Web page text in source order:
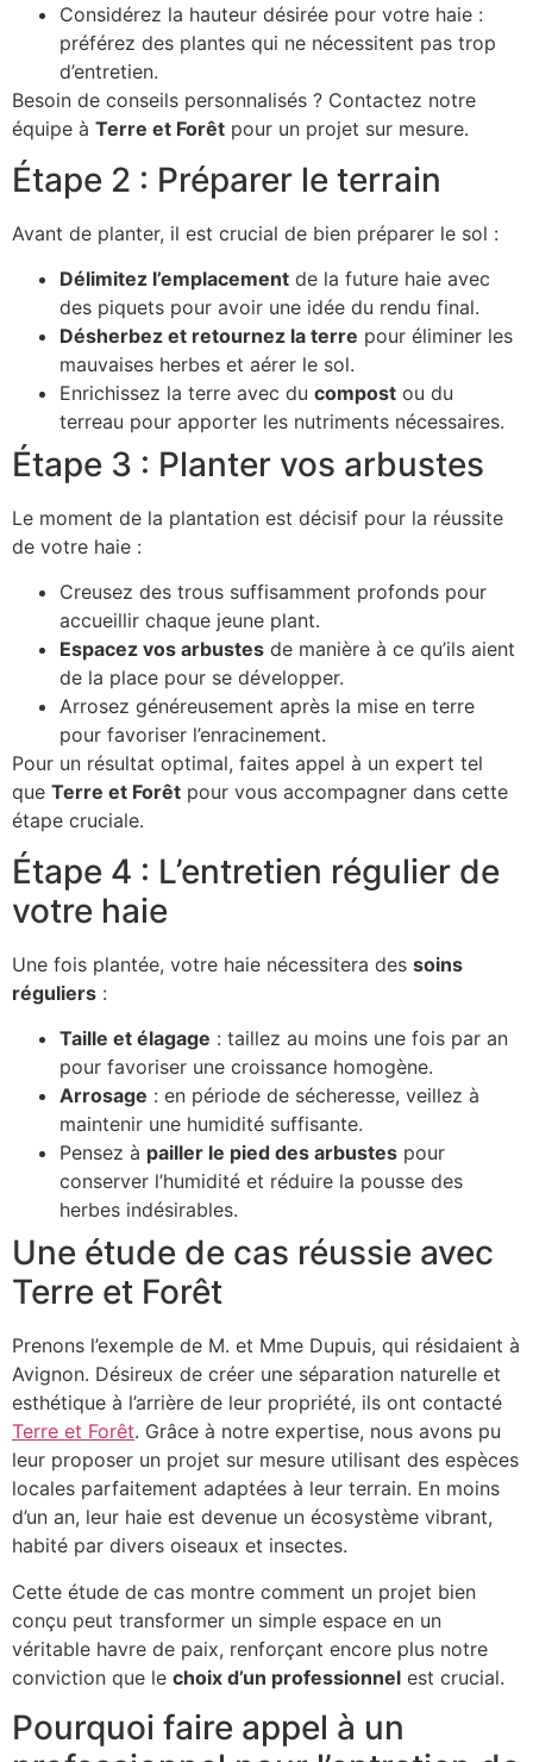
Considérez la hauteur désirée pour votre haie :
préférez des plantes qui ne nécessitent pas trop
d’entretien.
Besoin de conseils personnalisés ? Contactez notre
équipe à Terre et Forêt pour un projet sur mesure.
Étape 2 : Préparer le terrain
Avant de planter, il est crucial de bien préparer le sol :
Délimitez l’emplacement de la future haie avec
des piquets pour avoir une idée du rendu final.
Désherbez et retournez la terre pour éliminer les
mauvaises herbes et aérer le sol.
Enrichissez la terre avec du compost ou du
terreau pour apporter les nutriments nécessaires.
Étape 3 : Planter vos arbustes
Le moment de la plantation est décisif pour la réussite
de votre haie :
Creusez des trous suffisamment profonds pour
accueillir chaque jeune plant.
Espacez vos arbustes de manière à ce qu’ils aient
de la place pour se développer.
Arrosez généreusement après la mise en terre
pour favoriser l’enracinement.
Pour un résultat optimal, faites appel à un expert tel
que Terre et Forêt pour vous accompagner dans cette
étape cruciale.
Étape 4 : L’entretien régulier de
votre haie
Une fois plantée, votre haie nécessitera des soins
réguliers :
Taille et élagage : taillez au moins une fois par an
pour favoriser une croissance homogène.
Arrosage : en période de sécheresse, veillez à
maintenir une humidité suffisante.
Pensez à pailler le pied des arbustes pour
conserver l’humidité et réduire la pousse des
herbes indésirables.
Une étude de cas réussie avec
Terre et Forêt
Prenons l’exemple de M. et Mme Dupuis, qui résidaient à
Avignon. Désireux de créer une séparation naturelle et
esthétique à l’arrière de leur propriété, ils ont contacté
Terre et Forêt. Grâce à notre expertise, nous avons pu
leur proposer un projet sur mesure utilisant des espèces
locales parfaitement adaptées à leur terrain. En moins
d’un an, leur haie est devenue un écosystème vibrant,
habité par divers oiseaux et insectes.
Cette étude de cas montre comment un projet bien
conçu peut transformer un simple espace en un
véritable havre de paix, renforçant encore plus notre
conviction que le choix d’un professionnel est crucial.
Pourquoi faire appel à un